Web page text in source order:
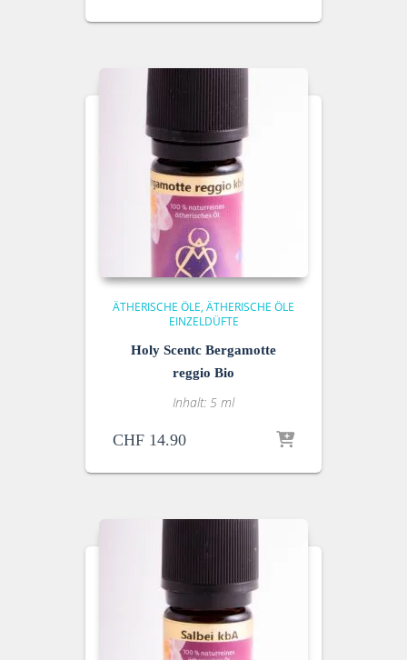
ÄTHERISCHE ÖLE ÄTHERISCHE ÖLE
EINZELDÜFTE
Holy Scentc Bergamotte
reggio Bio
Inhalt: 5 ml
CHF 14.90